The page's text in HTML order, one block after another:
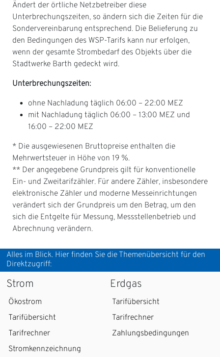
Ändert der örtliche Netzbetreiber diese
Unterbrechungszeiten, so ändern sich die Zeiten für die
Sondervereinbarung entsprechend. Die Belieferung zu
den Bedingungen des WSP-Tarifs kann nur erfolgen,
wenn der gesamte Strombedarf des Objekts über die
Stadtwerke Barth gedeckt wird.
Unterbrechungszeiten:
ohne Nachladung täglich 06:00 – 22:00 MEZ
mit Nachladung täglich 06:00 – 13:00 MEZ und
16:00 – 22:00 MEZ
* Die ausgewiesenen Bruttopreise enthalten die
Mehrwertsteuer in Höhe von 19 %.
** Der angegebene Grundpreis gilt für konventionelle
Ein- und Zweitarifzähler. Für andere Zähler, insbesondere
elektronische Zähler und moderne Messeinrichtungen
verändert sich der Grundpreis um den Betrag, um den
sich die Entgelte für Messung, Messstellenbetrieb und
Abrechnung verändern.
Alles im Blick. Hier finden Sie die Themenübersicht für den
Direktzugriff:
Strom
Ökostrom
Tarifübersicht
Tarifrechner
Stromkennzeichnung
Erdgas
Tarifübersicht
Tarifrechner
Zahlungsbedingungen